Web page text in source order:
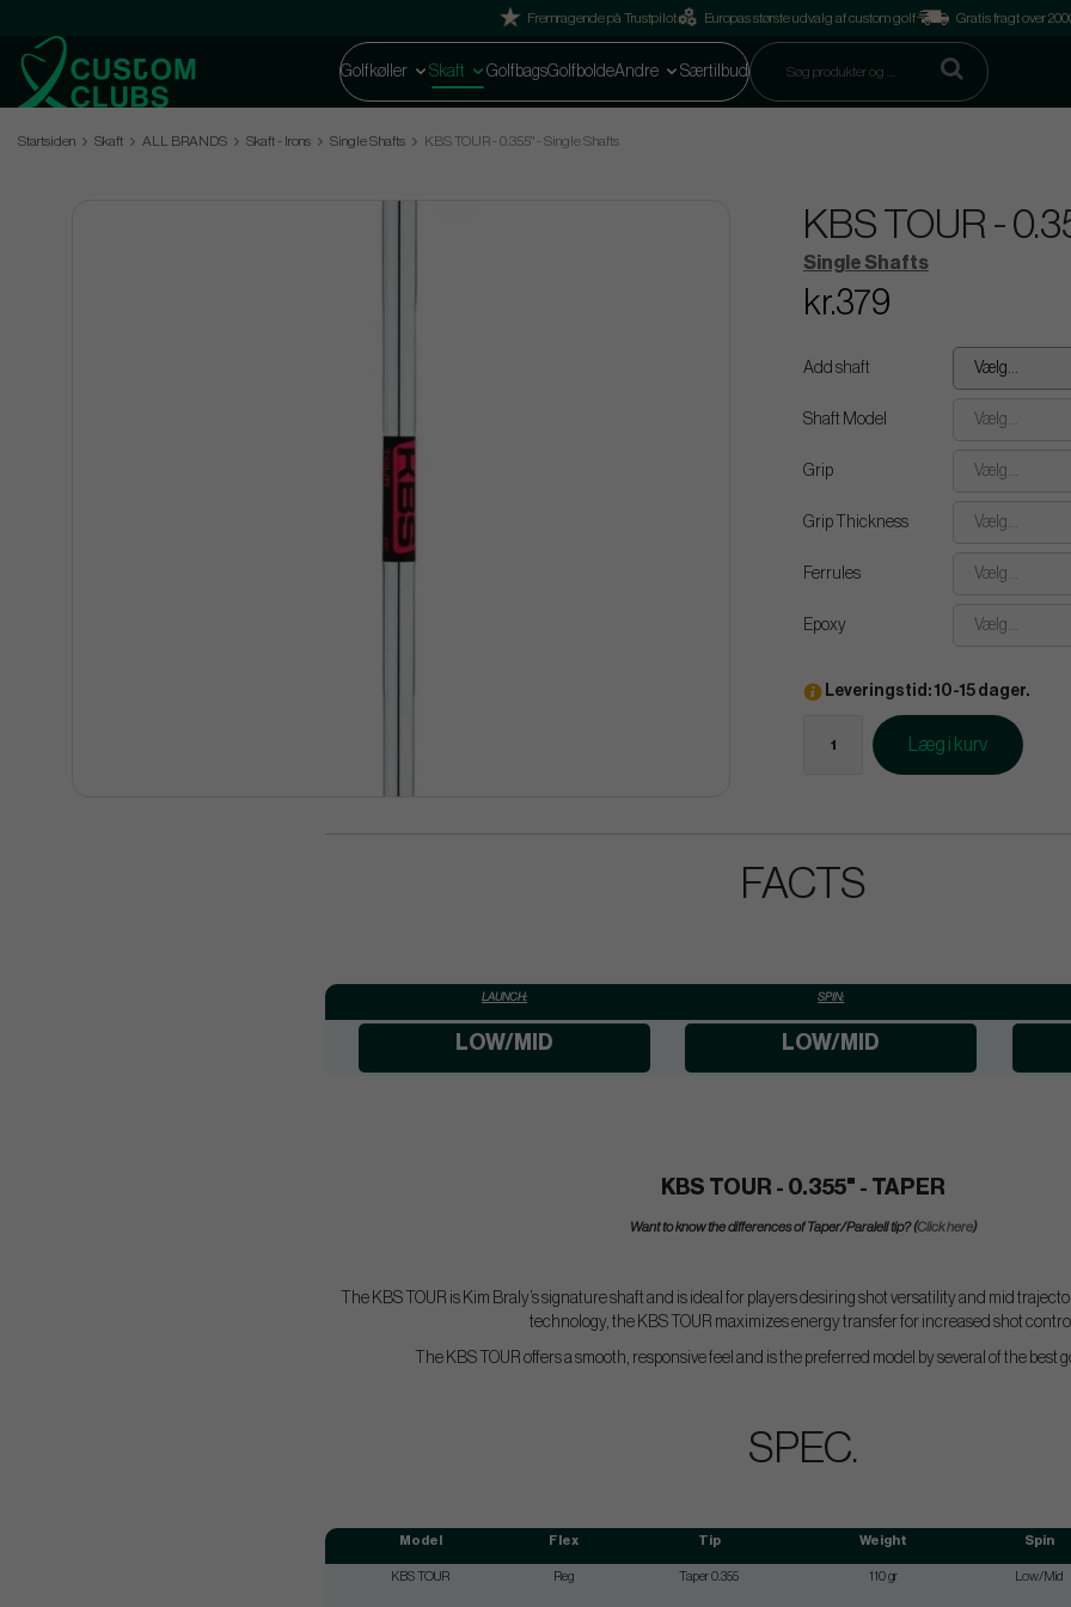
Fremragende på Trustpilot Europas største udvalg af custom golf Gratis fragt over
Golfkøller Skaft GolfbagsGolfboldeAndre Særtilbud
Startsiden Skaft ALL BRANDS Skaft - Irons Single Shafts KBS TOUR - 0.355" - Single Shafts
KBS TOUR -
Single Shafts
kr.379
Add shaft Vælg...
Shaft Model Vælg...
Grip Vælg...
Grip Thickness Vælg...
Ferrules Vælg...
Epoxy Vælg...
Leveringstid: 10-15 dager.
Læg i kurv
FACTS
LAUNCH:
LOW/MID
SPIN:
LOW/MID
KBS TOUR - 0.355" - TAPER
Want to know the differences of Taper/Paralell tip? (Click here)
The KBS TOUR is Kim Braly’s signature shaft and is ideal for players desiring shot versatility and mid
technology, the KBS TOUR maximizes energy transfer for increased shot
The KBS TOUR offers a smooth, responsive feel and is the preferred model by several of the best
SPEC.
Model Flex Tip Weight Spin
KBS TOUR Reg Taper 0.355 110 gr Low/Mid